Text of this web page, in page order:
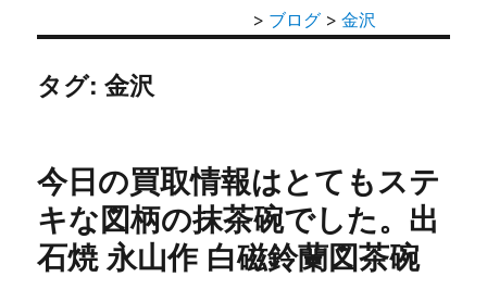
> ブログ > 金沢
タグ: 金沢
今日の買取情報はとてもステ
キな図柄の抹茶碗でした。出
石焼 永山作 白磁鈴蘭図茶碗